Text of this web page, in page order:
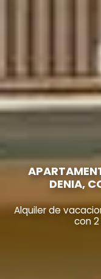
DENIA,
Alquiler de
con